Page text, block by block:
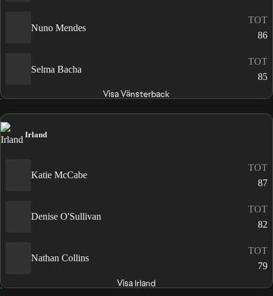
Nuno Mendes
TOT
86
Selma Bacha
TOT
85
Visa Vänsterback
Irland
Katie McCabe
TOT
87
Denise O'Sullivan
TOT
82
Nathan Collins
TOT
79
Visa Irland